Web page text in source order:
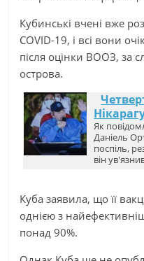
Кубинські вчені вже
COVID-19, і всі вони
після оцінки ВООЗ, за
острова.
Як
Даніель
поспіль,
він
Куба заявила, що її
однією з
понад 90%.